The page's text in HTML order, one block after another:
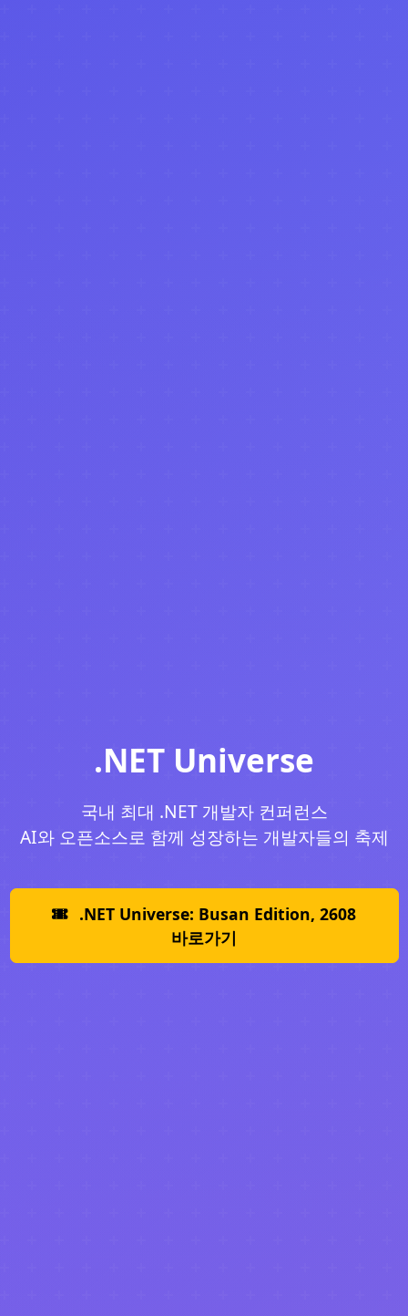
.NET Universe
국내 최대 .NET 개발자 컨퍼런스
AI와 오픈소스로 함께 성장하는 개발자들의 축제
.NET Universe: Busan Edition, 2608
바로가기